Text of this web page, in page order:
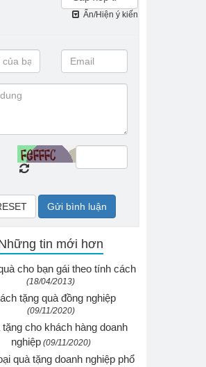
tin mới hơn
cho bạn gái theo tính cách
(18/04/2013)
tặng quà đồng nghiệp
(09/11/2020)
tặng cho khách hàng doanh
nghiệp (09/11/2020)
quà tặng doanh nghiệp phổ